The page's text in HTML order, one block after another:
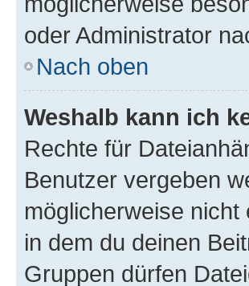
oder Administrator
Nach oben
Weshalb kann ich
Rechte für
Benutzer vergeben
möglicherweise
in dem du deinen
Gruppen dürfen